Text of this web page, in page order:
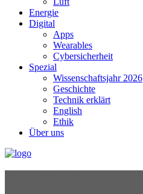
Energie
Digital
Apps
Wearables
Cybersicherheit
Spezial
Wissenschaftsjahr 2026
Geschichte
Technik erklärt
English
Ethik
Über uns